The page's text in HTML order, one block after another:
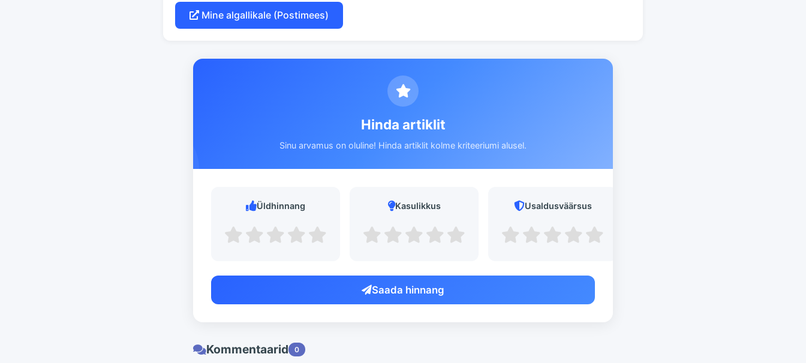
Mine algallikale (Postimees)
Hinda artiklit
Sinu arvamus on oluline! Hinda artiklit kolme kriteeriumi alusel.
Üldhinnang Kasulikkus Usaldusväärsus
Saada hinnang
Kommentaarid 0